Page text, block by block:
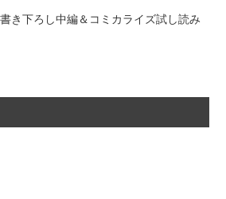
き下ろし中編＆コミカライズ試し読み